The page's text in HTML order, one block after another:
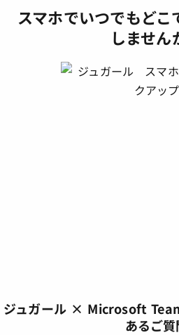
スマホでいつでもど
しません
ジュガール × Microsoft
あるご質